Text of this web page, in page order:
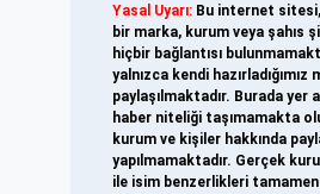
Yasal Uyarı: Bu internet
bir marka, kurum veya şahıs
hiçbir bağlantısı
yalnızca kendi hazırladığımız
paylaşılmaktadır. Burada yer
haber niteliği taşımamakta
kurum ve kişiler hakkında
yapılmamaktadır. Gerçek
ile isim benzerlikleri